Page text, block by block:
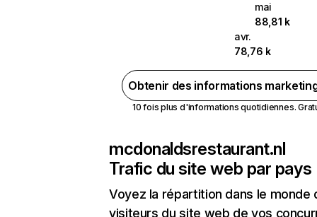
mai
88,81 k
avr.
78,76 k
Obtenir des informations
10 fois plus d'informations quotidiennes.
mcdonaldsrestaurant.nl
Trafic du site web par pays
Voyez la répartition dans le monde
visiteurs du site web de vos